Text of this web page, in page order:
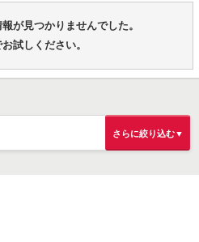
が見つかりませんでした。
試しください。
さらに絞り込む▼